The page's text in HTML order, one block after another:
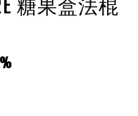
糖果盒法棍